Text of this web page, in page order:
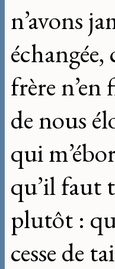
n’avons
frère
de nous
qui
qu’il faut
plutôt :
cesse de